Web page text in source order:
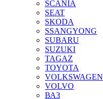
SCANIA
SEAT
SKODA
SSANGYONG
SUBARU
SUZUKI
TAGAZ
TOYOTA
VOLKSWAGEN
VOLVO
ВАЗ